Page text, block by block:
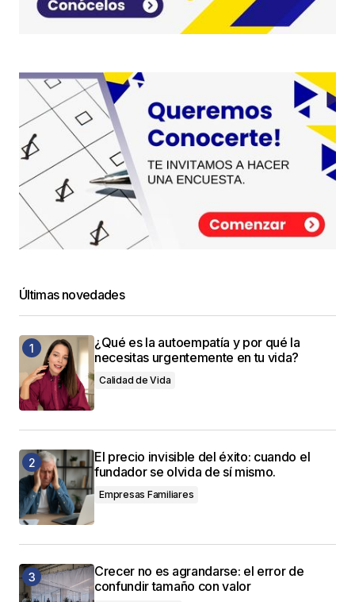
Últimas novedades
¿Qué es la autoempatía y por qué la
necesitas urgentemente en tu vida?
Calidad de Vida
El precio invisible del éxito: cuando el
fundador se olvida de sí mismo.
Empresas Familiares
Crecer no es agrandarse: el error de
confundir tamaño con valor